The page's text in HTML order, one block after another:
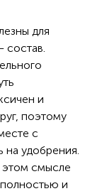
для
состав.
и
поэтому
с
на удобрения.
этом смысле
и